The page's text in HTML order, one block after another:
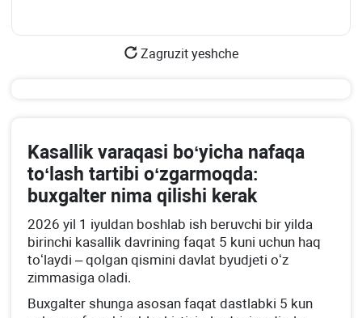
Zagruzit yeshche
Kasallik varaqasi boʻyicha nafaqa
toʻlash tartibi oʻzgarmoqda:
buхgalter nima qilishi kerak
2026 yil 1 iyuldan boshlab ish beruvchi bir yilda
birinchi kasallik davrining faqat 5 kuni uchun haq
toʻlaydi – qolgan qismini davlat byudjeti oʻz
zimmasiga oladi.
Buхgalter shunga asosan faqat dastlabki 5 kun